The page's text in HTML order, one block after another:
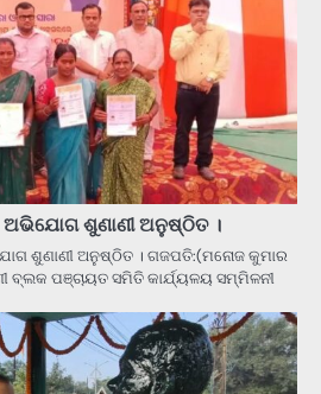
ଶୁଣାଣୀ ଅନୁଷ୍ଠିତ ।
ଶୁଣାଣୀ ଅନୁଷ୍ଠିତ । ଗଜପତି:(ମନୋଜ କୁମାର
ବ୍ଲକ ପଞ୍ଚାୟତ ସମିତି କାର୍ଯ୍ୟଳୟ ସମ୍ମିଳନୀ